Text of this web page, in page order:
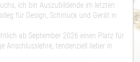
ich bin Auszubildende im letzten
für Design, Schmuck und Gerät in
ab September 2026 einen Platz für
Anschlusslehre, tendenziell lieber in